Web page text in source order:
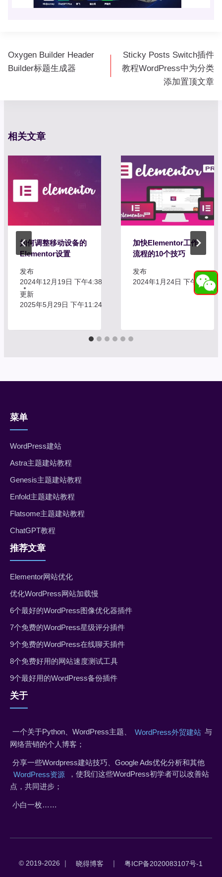
文
章
Oxygen Builder Header
Builder标题生成器
Sticky Posts Switch插件
教程WordPress中为分类
添加置顶文章
相关文章
如何调整移动设备的
Elementor设置
发布
2024年12月19日 下午4:38
更新
2025年5月29日 下午11:24
加快Elementor工作
流程的10个技巧
发布
2024年1月24日 下午2:58
菜单
WordPress建站
Astra主题建站教程
Genesis主题建站教程
Enfold主题建站教程
Flatsome主题建站教程
ChatGPT教程
推荐文章
Elementor网站优化
优化WordPress网站加载慢
6个最好的WordPress图像优化器插件
7个免费的WordPress星级评分插件
9个免费的WordPress在线聊天插件
8个免费好用的网站速度测试工具
9个最好用的WordPress备份插件
关于
一个关于Python、WordPress主题、 WordPress外贸建站 与
网络营销的个人博客；
分享一些Wordpress建站技巧、Google Ads优化分析和其他
WordPress资源
，使我们这些WordPress初学者可以改善站
点，共同进步；
小白一枚……
© 2019-2026 ｜ 晓得博客 ｜ 粤ICP备2020083107号-1